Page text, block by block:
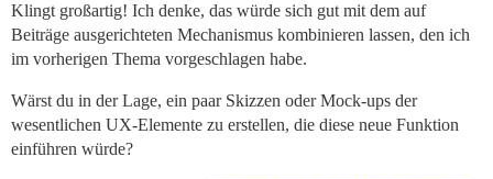
Klingt großartig! Ich denke, das würde sich gut mit dem auf
Beiträge ausgerichteten Mechanismus kombinieren lassen, den ich
im vorherigen Thema vorgeschlagen habe.
Wärst du in der Lage, ein paar Skizzen oder Mock-ups der
wesentlichen UX-Elemente zu erstellen, die diese neue Funktion
einführen würde?